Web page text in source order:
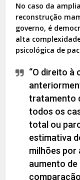
No caso da
reconstrução
governo, é
alta
psicológica de
“O direito à
tratamento
todos os
total ou
estimativa
milhões por
aumento de